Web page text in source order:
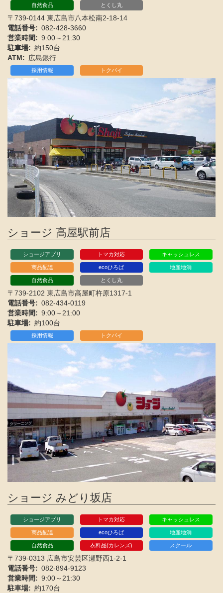
自然食品 とくし丸
〒739-0144 東広島市八本松南2-18-14
電話番号
082-428-3660
営業時間
9:00～21:30
駐車場
約150台
ATM
広島銀行
採用情報 トクバイ
ショージ 高屋駅前店
ショージアプリ トマカ対応 キャッシュレス
商品配達 ecoひろば 地産地消
自然食品 とくし丸
〒739-2102 東広島市高屋町杵原1317-1
電話番号
082-434-0119
営業時間
9:00～21:00
駐車場
約100台
採用情報 トクバイ
ショージ みどり坂店
ショージアプリ トマカ対応 キャッシュレス
商品配達 ecoひろば 地産地消
自然食品 衣料品(カレンズ) スクール
〒739-0313 広島市安芸区瀬野西1-2-1
電話番号
082-894-9123
営業時間
9:00～21:30
駐車場
約170台